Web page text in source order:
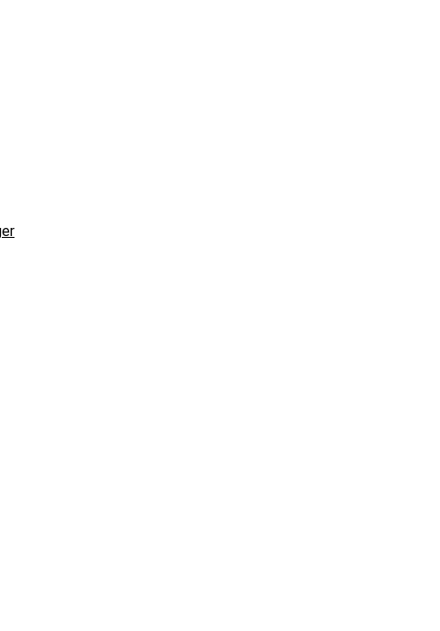
heißt es bei uns jedes Jahr nicht nur „Frohen Nikolaus für
hält für uns hier bei James & Mac immer jede Menge Anlass
wir einen Grund zum Anstoßen hier in Hurghada! Andrej feiert heute